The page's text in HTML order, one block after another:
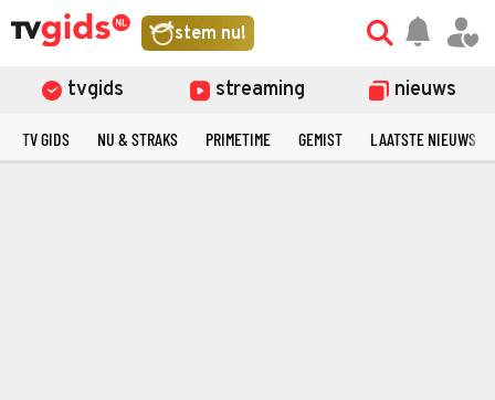
stem nu!
tvgids streaming nieuws
TV GIDS NU & STRAKS PRIMETIME GEMIST LAATSTE NIEUWS